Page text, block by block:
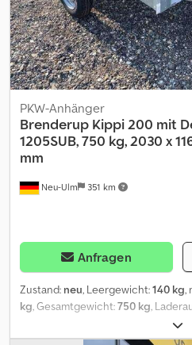
Neu-Ulm 351 km
PKW-Anhänger
Brenderup Kippi 200 mit
1205SUB, 750 kg, 2030 x
mm
Anfragen
Zustand: neu, Leergewicht:140 kg,
kg , Gesamtgewicht:750 kg ,
,
Laderaumvolumen:1 m³, Farbe: